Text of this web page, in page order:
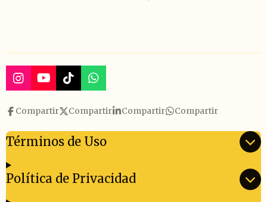
I
n
s
t
g
m
Y
o
T
b
T
i
k
T
k
W
h
t
A
Compartir Compartir Compartir Compartir
Términos de Uso
Política de Privacidad